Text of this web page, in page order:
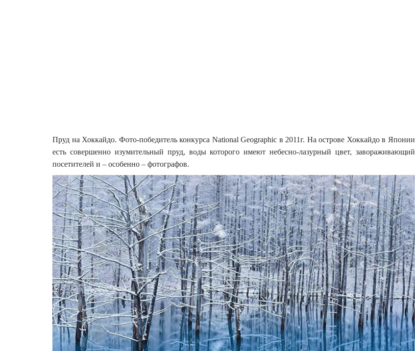
Пруд на Хоккайдо. Фото-победитель конкурса National Geographic в 2011г. На острове Хоккайдо в Японии
есть совершенно изумительный пруд, воды которого имеют небесно-лазурный цвет, завораживающий
посетителей и – особенно – фотографов.